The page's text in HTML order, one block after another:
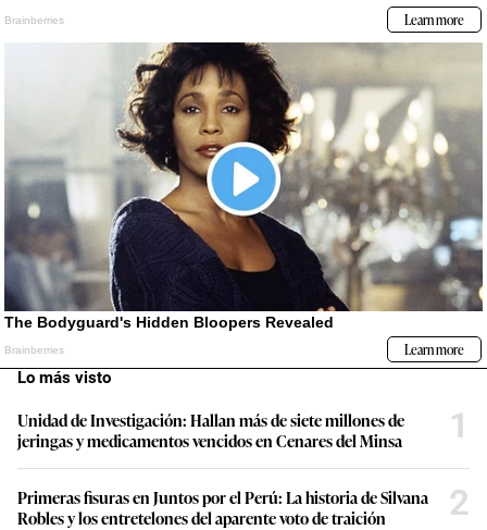
Lo más visto
Unidad de Investigación: Hallan más de siete millones de
jeringas y medicamentos vencidos en Cenares del Minsa
1
Primeras fisuras en Juntos por el Perú: La historia de Silvana
Robles y los entretelones del aparente voto de traición
2